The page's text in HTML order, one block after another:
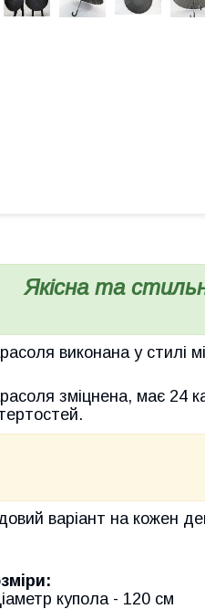
Якісна та
виконана у стилі
зміцнена, має 24
варіант на кожен
купола - 120 см